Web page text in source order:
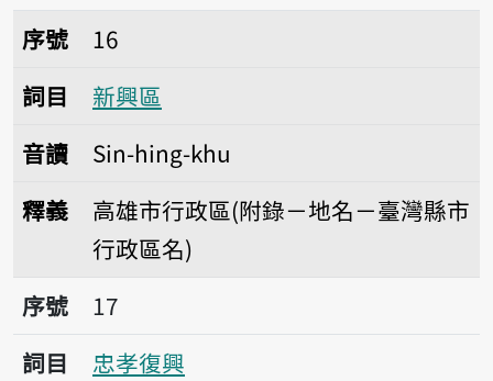
序號16新興區
序號
16
詞目
新興區
音讀
Sin-hing-khu
釋義
高雄市行政區(附錄－地名－臺灣縣市
行政區名)
序號17忠孝復興
序號
17
詞目
忠孝復興